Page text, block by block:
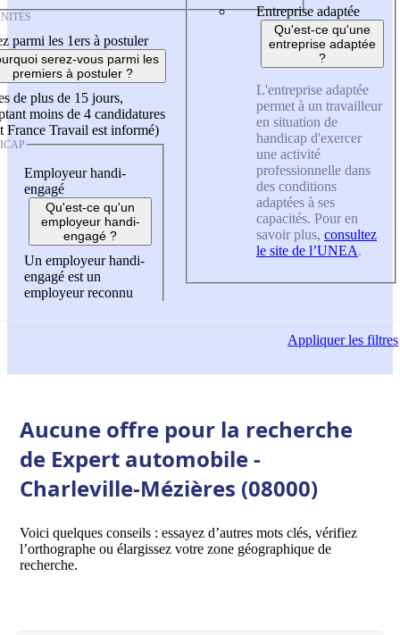
parmi les 1ers à postuler
serez-vous parmi les
premiers à postuler ?
de plus de 15 jours,
moins de 4 candidatures
France Travail est informé)
Employeur handi-
engagé
Qu'est-ce qu'un
employeur handi-
engagé ?
Un employeur handi-
engagé est un
employeur reconnu
Entreprise adaptée
Qu'est-ce qu'une
entreprise adaptée
?
L'entreprise adaptée
permet à un travailleur
en situation de
handicap d'exercer
une activité
professionnelle dans
des conditions
adaptées à ses
capacités. Pour en
savoir plus, consultez
le site de l’UNEA.
Appliquerles filtres
Aucune offre pour la recherche
de Expert automobile -
Charleville-Mézières (08000)
Voici quelques conseils : essayez d’autres mots clés, vérifiez
l’orthographe ou élargissez votre zone géographique de
recherche.